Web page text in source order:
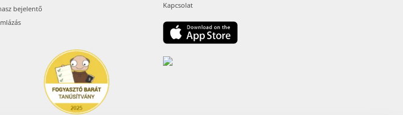
bejelentő
Kapcsolat